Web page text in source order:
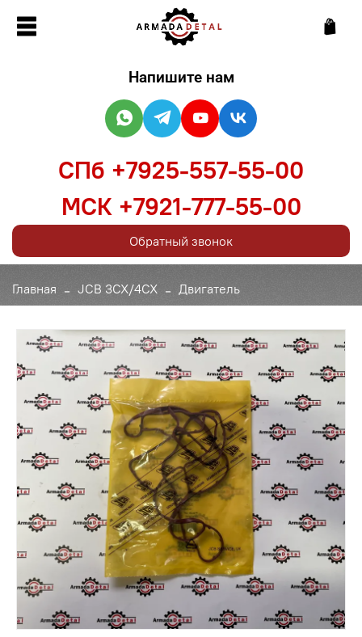
Главная JCB 3CX/4CX Двигатель
Напишите нам
СПб +7925-557-55-00
МСК +7921-777-55-00
Обратный звонок